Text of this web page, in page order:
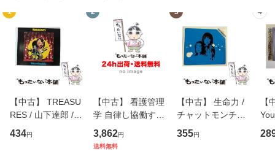
1
【中古】 TREASU
RES / 山下達郎 /
イーストウエス
ト・ジャパン [CD]
434円
2
【中古】 看護管理
学 自律し協働する
専門職の看護マネ
ジメントスキル 改
3,862円
送料無料
3
【中古】 生命力 /
チャットモンチー /
キューンレコード
[CD]【メール便送
355円
4
【
のが